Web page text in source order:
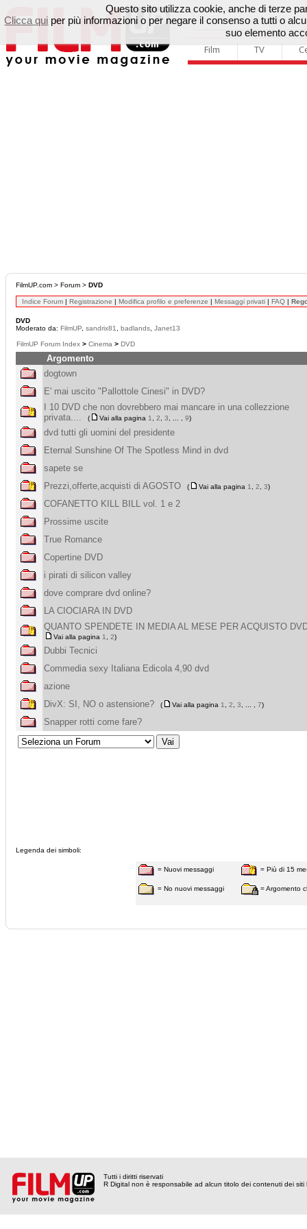
Film TV
FilmUP.com > Forum > DVD
Indice Forum | Registrazione | Modifica profilo e preferenze | Messaggi privati | FAQ |
DVD
Moderato da: FilmUP sandrix81 badlands Janet13
FilmUP Forum Index > Cinema > DVD
Argomento
dogtown
E' mai uscito "Pallottole Cinesi" in DVD?
I 10 DVD che non dovrebbero mai mancare in una collezzione
privata....
( Vai alla pagina 1 2 3 9)
dvd tutti gli uomini del presidente
Eternal Sunshine Of The Spotless Mind in dvd
sapete se
Prezzi,offerte,acquisti di AGOSTO
( Vai alla pagina 1 2 3)
COFANETTO KILL BILL vol. 1 e 2
Prossime uscite
True Romance
Copertine DVD
i pirati di silicon valley
dove comprare dvd online?
LA CIOCIARA IN DVD
QUANTO SPENDETE IN MEDIA AL MESE PER ACQUISTO
Vai alla pagina 1 2)
Dubbi Tecnici
Commedia sexy Italiana Edicola 4,90 dvd
azione
DivX: SI, NO o astensione?
( Vai alla pagina 1 2 3 7)
Snapper rotti come fare?
Legenda dei simboli:
= Nuovi messaggi
= No nuovi messaggi
= Più di 15
= Argomento
Tutti i diritti riservati
R Digital non è responsabile ad alcun titolo dei contenuti dei siti
Questo sito utilizza cookie, anche di terze
Clicca qui per più informazioni o per negare il consenso a tutti o
suo elemento